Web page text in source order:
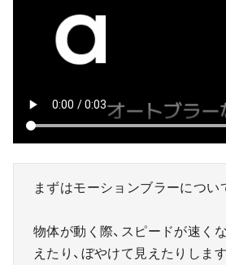
まずはモーションブラーについ
物体が動く際、スピードが速く
えたり、ぼやけて見えたりしま